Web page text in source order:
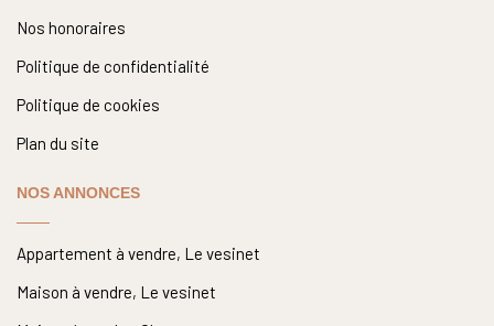
Nos honoraires
Politique de confidentialité
Politique de cookies
Plan du site
NOS ANNONCES
Appartement à vendre, Le vesinet
Maison à vendre, Le vesinet